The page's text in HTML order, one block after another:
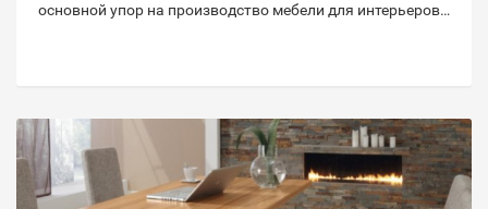
основной упор на производство мебели для интерьеров…